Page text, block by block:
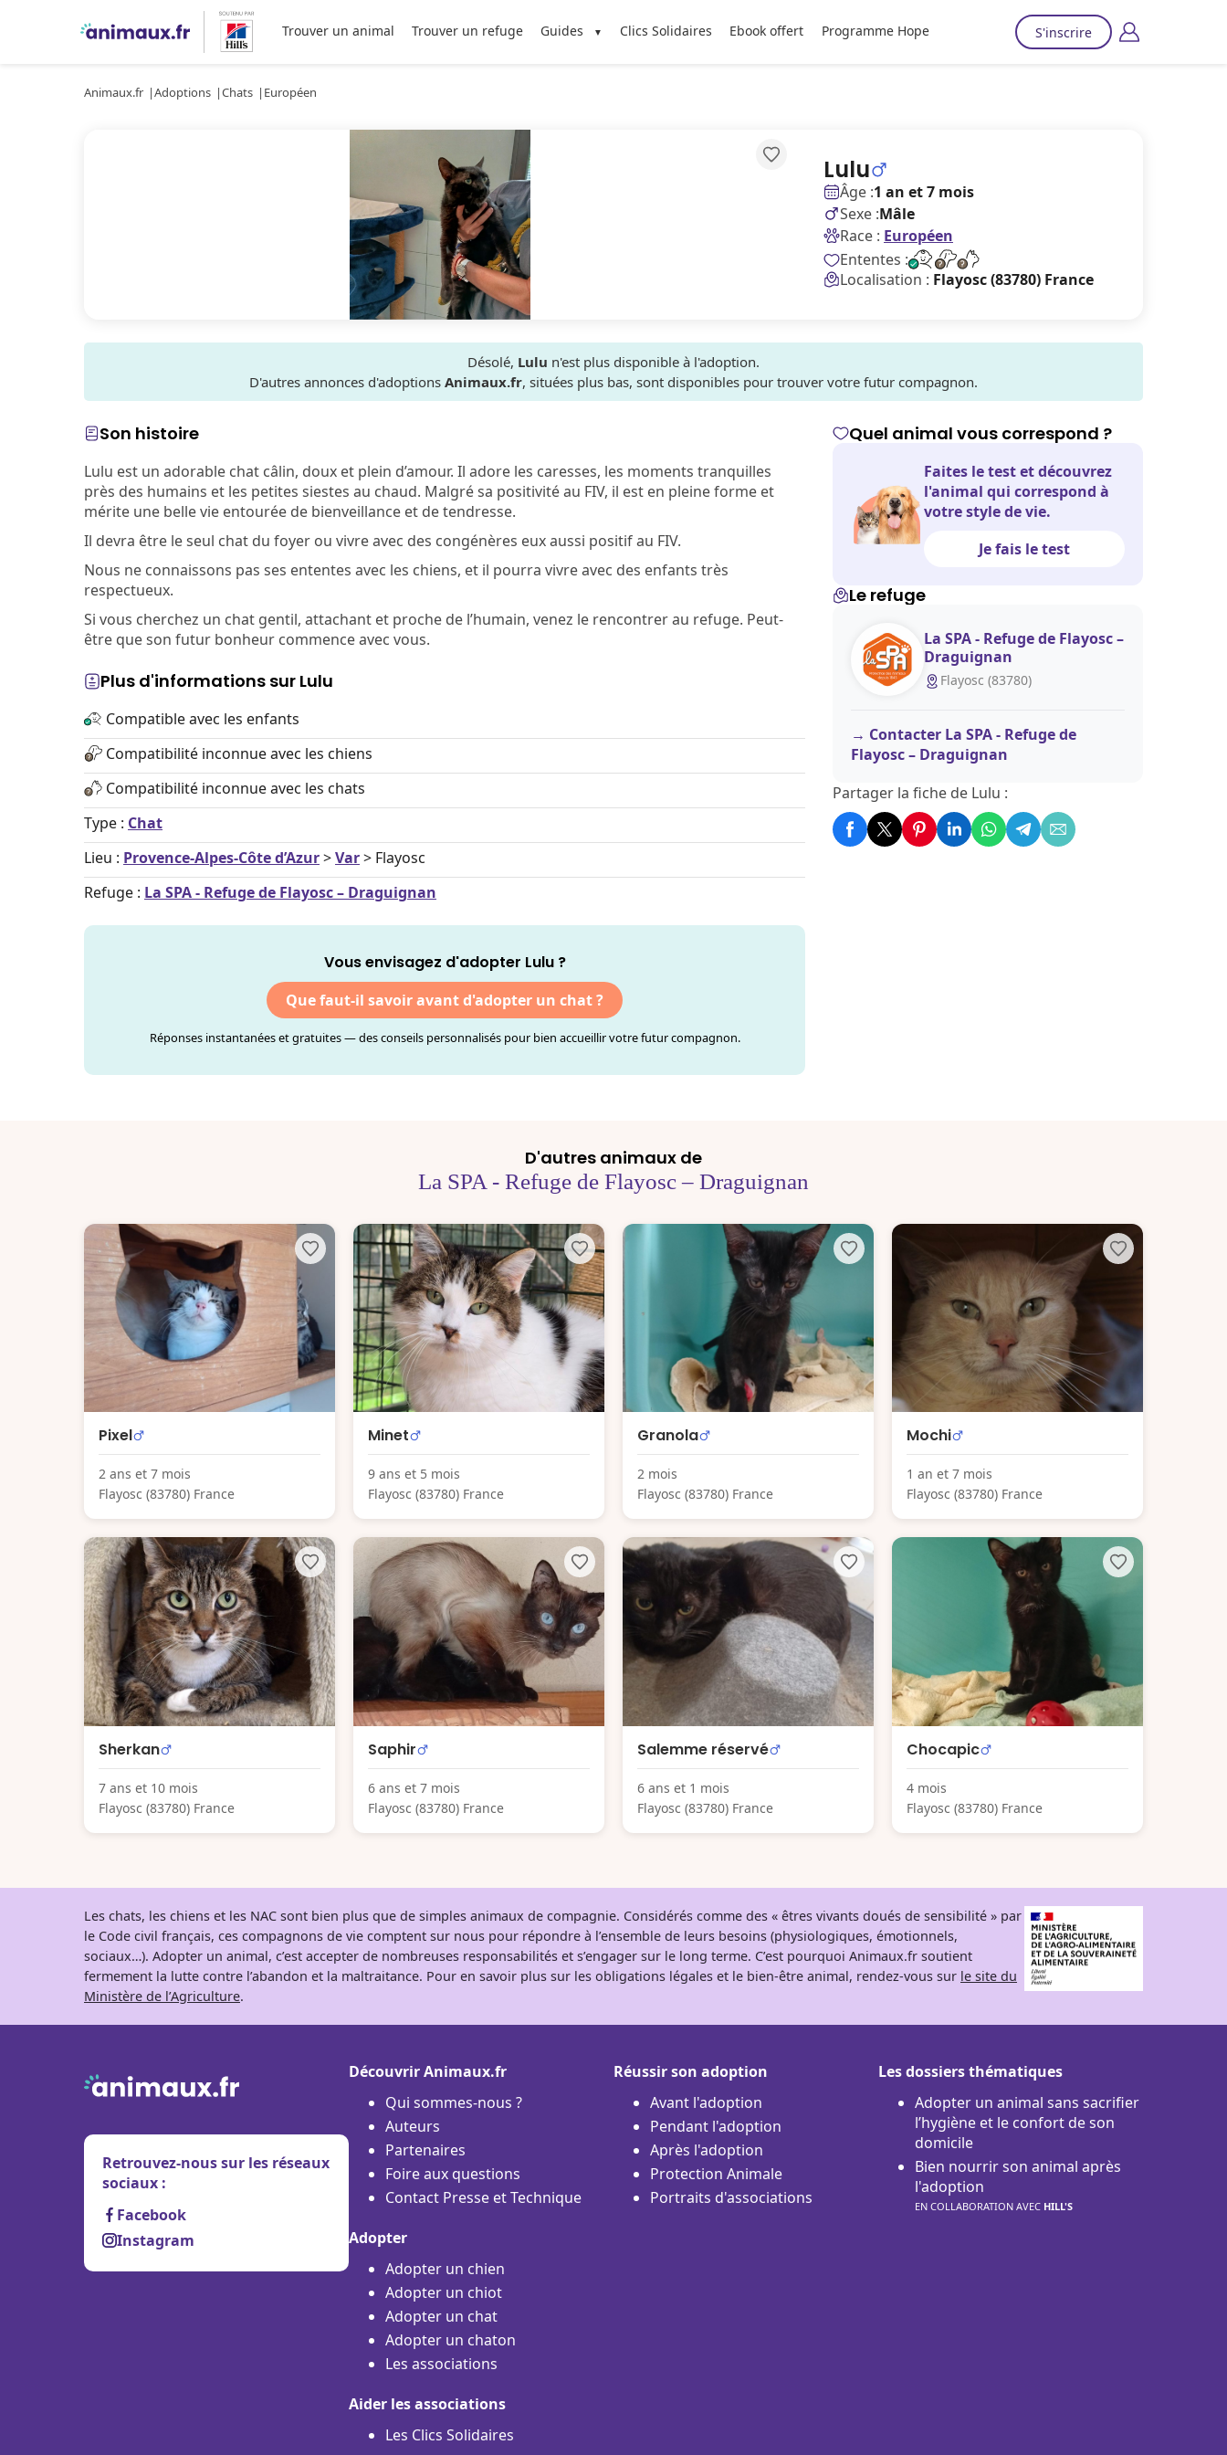
Trouver un animal Trouver un refuge Guides Clics Solidaires Ebook offert Programme Hope S'inscrire
Animaux.fr Adoptions Chats Européen
Lulu
Âge :1 an et 7 mois
Sexe :Mâle
Race : Européen
Ententes :
Localisation : Flayosc (83780) France
Désolé, Lulu n'est plus disponible à l'adoption.
D'autres annonces d'adoptions Animaux.fr, situées plus bas, sont disponibles pour trouver votre futur compagnon.
Son histoire
Lulu est un adorable chat câlin, doux et plein d’amour. Il adore les caresses, les moments tranquilles
près des humains et les petites siestes au chaud. Malgré sa positivité au FIV, il est en pleine forme et
mérite une belle vie entourée de bienveillance et de tendresse.
Il devra être le seul chat du foyer ou vivre avec des congénères eux aussi positif au FIV.
Nous ne connaissons pas ses ententes avec les chiens, et il pourra vivre avec des enfants très
respectueux.
Si vous cherchez un chat gentil, attachant et proche de l’humain, venez le rencontrer au refuge. Peut-
être que son futur bonheur commence avec vous.
Plus d'informations sur Lulu
Compatible avec les enfants
Compatibilité inconnue avec les chiens
Compatibilité inconnue avec les chats
Type : Chat
Lieu : Provence-Alpes-Côte d’Azur>Var> Flayosc
Refuge : La SPA - Refuge de Flayosc – Draguignan
Vous envisagez d'adopter Lulu ?
Que faut-il savoir avant d'adopter un chat ?
Réponses instantanées et gratuites — des conseils personnalisés pour bien accueillir votre futur compagnon.
Quel animal vous correspond ?
Faites le test et découvrez
l'animal qui correspond à
votre style de vie.
Je fais le test
Le refuge
La SPA - Refuge de Flayosc –
Draguignan
Flayosc (83780)
Contacter La SPA - Refuge de
Flayosc – Draguignan
Partager la fiche de Lulu :
D'autres animaux de
La SPA - Refuge de Flayosc – Draguignan
Pixel
2 ans et 7 mois
Flayosc (83780) France
Minet
9 ans et 5 mois
Flayosc (83780) France
Granola
2 mois
Flayosc (83780) France
Mochi
1 an et 7 mois
Flayosc (83780) France
Sherkan
7 ans et 10 mois
Flayosc (83780) France
Saphir
6 ans et 7 mois
Flayosc (83780) France
Salemme réservé
6 ans et 1 mois
Flayosc (83780) France
Chocapic
4 mois
Flayosc (83780) France
Les chats, les chiens et les NAC sont bien plus que de simples animaux de compagnie. Considérés comme des « êtres vivants doués de sensibilité » par
le Code civil français, ces compagnons de vie comptent sur nous pour répondre à l’ensemble de leurs besoins (physiologiques, émotionnels,
sociaux…). Adopter un animal, c’est accepter de nombreuses responsabilités et s’engager sur le long terme. C’est pourquoi Animaux.fr soutient
fermement la lutte contre l’abandon et la maltraitance. Pour en savoir plus sur les obligations légales et le bien-être animal, rendez-vous sur le site du
Ministère de l’Agriculture.
Retrouvez-nous sur les réseaux
sociaux :
Facebook
Instagram
Découvrir Animaux.fr
Qui sommes-nous ?
Auteurs
Partenaires
Foire aux questions
Contact Presse et Technique
Adopter
Adopter un chien
Adopter un chiot
Adopter un chat
Adopter un chaton
Les associations
Aider les associations
Les Clics Solidaires
Réussir son adoption
Avant l'adoption
Pendant l'adoption
Après l'adoption
Protection Animale
Portraits d'associations
Les dossiers thématiques
Adopter un animal sans sacrifier
l’hygiène et le confort de son
domicile
Bien nourrir son animal après
l'adoption
EN COLLABORATION AVEC HILL'S